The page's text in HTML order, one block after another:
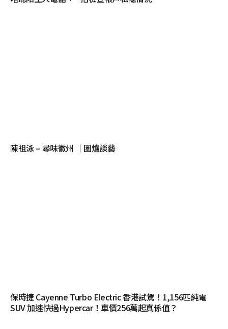
陳祖泳 – 尋味徽州 ｜圍爐談藝
保時捷 Cayenne Turbo Electric 香港試駕！1,156匹純電
SUV 加速快過Hypercar！車價256萬起真係值？